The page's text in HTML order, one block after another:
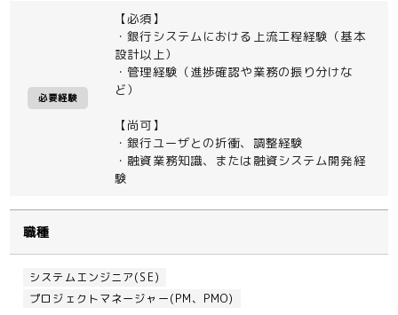
必要経験
【必須】
・銀行システムにおける上流工程経験（基本
設計以上）
・管理経験（進捗確認や業務の振り分けな
ど）
【尚可】
・銀行ユーザとの折衝、調整経験
・融資業務知識、または融資システム開発経
験
職種
システムエンジニア(SE)
プロジェクトマネージャー(PM、PMO)